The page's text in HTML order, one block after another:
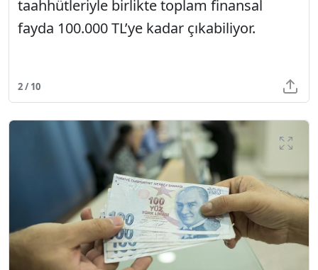
taahhütleriyle birlikte toplam finansal
fayda 100.000 TL’ye kadar çıkabiliyor.
2 / 10